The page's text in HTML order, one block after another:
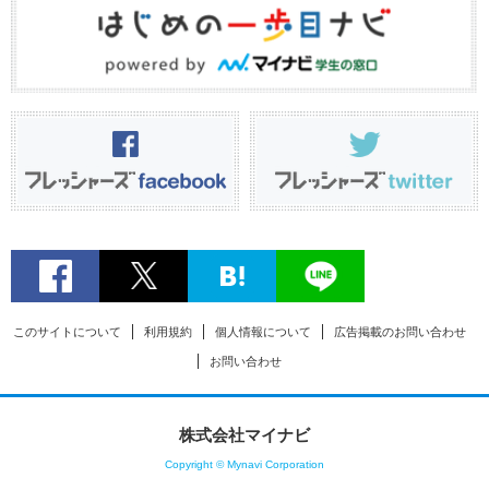
このサイトについて 利用規約 個人情報について 広告掲載のお問い合わせ
お問い合わせ
株式会社マイナビ
Copyright © Mynavi Corporation